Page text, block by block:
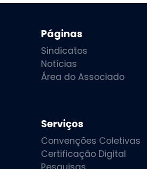
Páginas
Sindicatos
Notícias
Área do Associado
Serviços
Convenções Coletivas
Certificação Digital